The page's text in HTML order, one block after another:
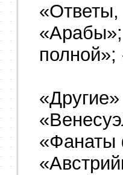
«Ответы,
«Фанаты